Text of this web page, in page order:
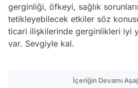
gerginliği, öfkeyi, sağlık
tetikleyebilecek etkiler söz
ticari ilişkilerinde gerginlikleri iyi
var. Sevgiyle kal.
İçeriğin Devamı